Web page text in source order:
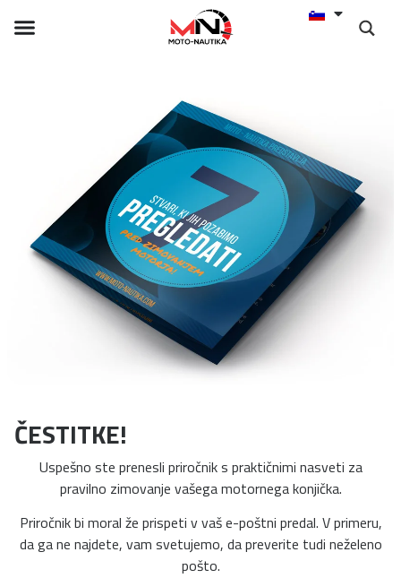
ČESTITKE!
Uspešno ste prenesli priročnik s praktičnimi nasveti za
pravilno zimovanje vašega motornega konjička.
Priročnik bi moral že prispeti v vaš e-poštni predal. V primeru,
da ga ne najdete, vam svetujemo, da preverite tudi neželeno
pošto.